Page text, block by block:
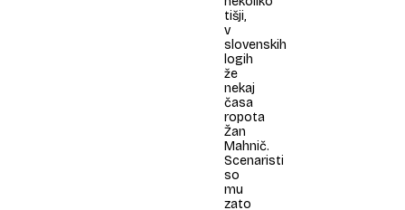
tišji,
v
slovenskih
logih
že
nekaj
časa
ropota
Žan
Mahnič.
Scenaristi
so
mu
zato